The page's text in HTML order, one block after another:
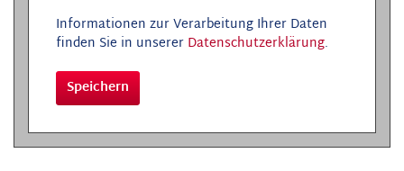
Informationen zur Verarbeitung Ihrer Daten
finden Sie in unserer Datenschutzerklärung.
Speichern